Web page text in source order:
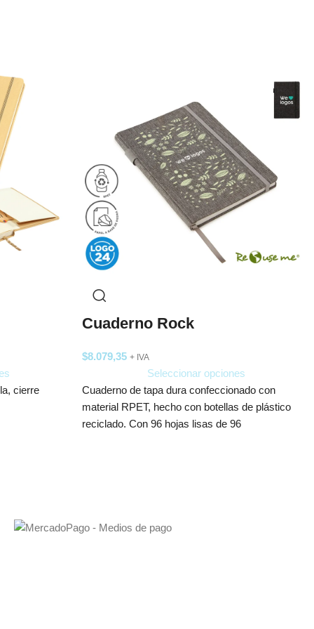
cierre
Cuaderno Rock
$8.079,35 + IVA
Seleccionar opciones
Cuaderno de tapa dura confeccionado con
material RPET, hecho con botellas de plástico
reciclado. Con 96 hojas lisas de 96